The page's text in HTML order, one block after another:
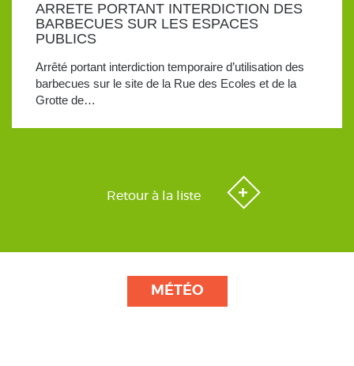
ARRETE PORTANT INTERDICTION DES
BARBECUES SUR LES ESPACES
PUBLICS
Arrêté portant interdiction temporaire d’utilisation des
barbecues sur le site de la Rue des Ecoles et de la
Grotte de…
Retour à la liste
MÉTÉO